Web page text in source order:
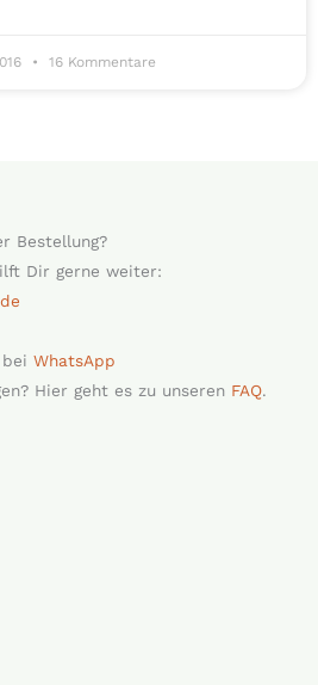
16 Kommentare
Bestellung?
Dir gerne weiter:
WhatsApp
Hier geht es zu unseren FAQ.